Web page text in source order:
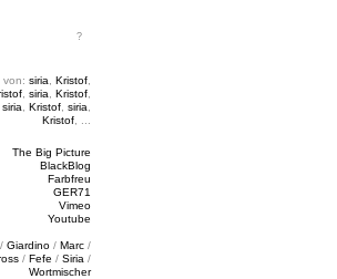
von: siria Kristof
siria Kristof
siria Kristof siria
Kristof
The Big Picture
BlackBlog
Farbfreu
GER71
Vimeo
Youtube
Giardino / Marc /
/ Fefe / Siria /
Wortmischer